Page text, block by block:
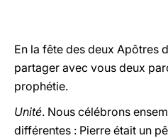
En la fête des deux Apôtres
partager avec vous deux
prophétie.
Unité. Nous célébrons
différentes : Pierre était un